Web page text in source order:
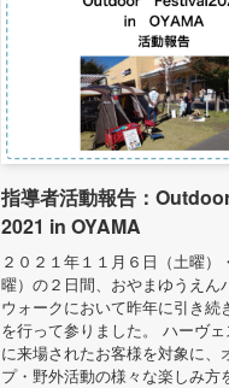
指導者活動報告：
2021 in OYAMA
２０２１年１１月６日（土曜）
曜）の２日間、おやまゆうえん
ウォークにおいて昨年に引き続
を行って参りました。 ハーヴ
に来場されたお客様を対象に、
プ・野外活動の様々な楽しみ方